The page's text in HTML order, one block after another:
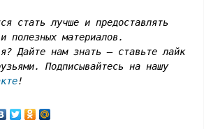
стать лучше и предоставлять
полезных материалов.
Дайте нам знать – ставьте лайк
Подписывайтесь на нашу
!